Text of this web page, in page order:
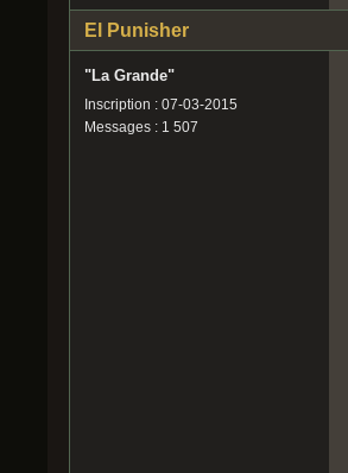
El Punisher
"La Grande"
Inscription : 07-03-2015
Messages : 1 507